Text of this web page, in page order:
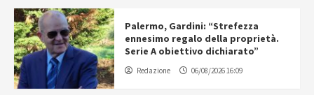
Palermo, Gardini: “Strefezza
ennesimo regalo della proprietà.
Serie A obiettivo dichiarato”
Redazione 06/08/2026 16:09